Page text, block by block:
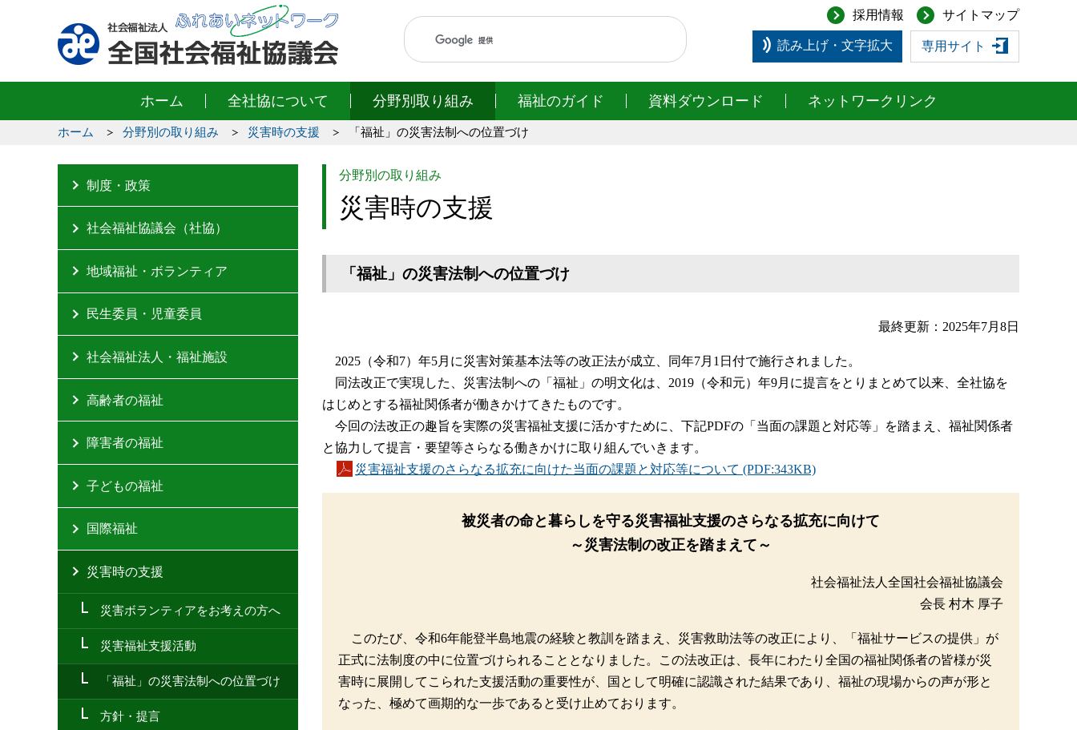
採用情報 サイトマップ
読み上げ・文字拡大 専用サイト
ホーム 全社協について 分野別取り組み 福祉のガイド 資料ダウンロード ネットワークリンク
ホーム 分野別の取り組み 災害時の支援 「福祉」の災害法制への位置づけ
分野別の取り組み
災害時の支援
「福祉」の災害法制への位置づけ
最終更新：2025年7月8日
2025（令和7）年5月に災害対策基本法等の改正法が成立、同年7月1日付で施行されました。
同法改正で実現した、災害法制への「福祉」の明文化は、2019（令和元）年9月に提言をとりまとめて以来、全社協を
はじめとする福祉関係者が働きかけてきたものです。
今回の法改正の趣旨を実際の災害福祉支援に活かすために、下記PDFの「当面の課題と対応等」を踏まえ、福祉関係者
と協力して提言・要望等さらなる働きかけに取り組んでいきます。
災害福祉支援のさらなる拡充に向けた当面の課題と対応等について (PDF:343KB)
被災者の命と暮らしを守る災害福祉支援のさらなる拡充に向けて
～災害法制の改正を踏まえて～
社会福祉法人全国社会福祉協議会
会長 村木 厚子
このたび、令和6年能登半島地震の経験と教訓を踏まえ、災害救助法等の改正により、「福祉サービスの提供」が
正式に法制度の中に位置づけられることとなりました。この法改正は、長年にわたり全国の福祉関係者の皆様が災
害時に展開してこられた支援活動の重要性が、国として明確に認識された結果であり、福祉の現場からの声が形と
なった、極めて画期的な一歩であると受け止めております。
制度・政策
社会福祉協議会（社協）
地域福祉・ボランティア
民生委員・児童委員
社会福祉法人・福祉施設
高齢者の福祉
障害者の福祉
子どもの福祉
国際福祉
災害時の支援
災害ボランティアをお考えの方へ
災害福祉支援活動
「福祉」の災害法制への位置づけ
方針・提言